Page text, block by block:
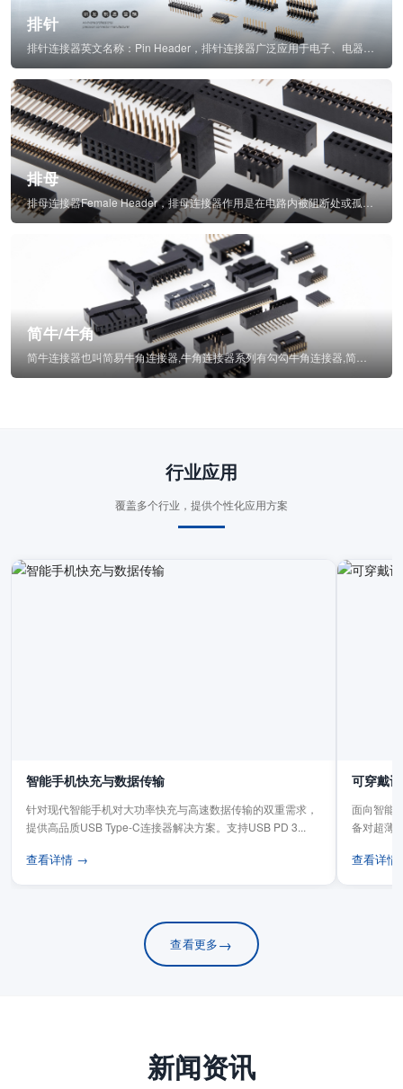
排针
排母
排母连接器Female Header，排母连接器作用是在电路内被阻断处或孤立不通...
简牛/牛角
行业应用
覆盖多个行业，提供个性化应用方案
智能手机快充与数据传输
针对现代智能手机对大功率快充与高速数据传输的双重需求，
提供高品质USB Type-C连接器解决方案。支持USB PD 3...
查看详情 →
可穿戴
面向智能
备对超薄
查看详
查看更多→
新闻资讯